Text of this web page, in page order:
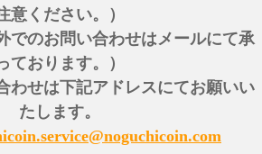
意ください。）
でのお問い合わせはメールにて承
ております。）
わせは下記アドレスにてお願いい
たします。